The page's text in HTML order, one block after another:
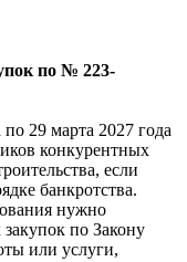
по № 223-
29 марта 2027 года
конкурентных
если
банкротства.
нужно
по Закону
или услуги,